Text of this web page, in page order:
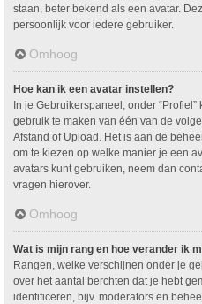
staan, beter bekend als een avatar.
persoonlijk voor iedere gebruiker.
Omhoog
Hoe kan ik een avatar instellen?
In je Gebruikerspaneel, onder
gebruik te maken van één van de
Afstand of Upload. Het is aan de
om te kiezen op welke manier je een
avatars kunt gebruiken, neem dan
vragen hierover.
Omhoog
Wat is mijn rang en hoe verander ik
Rangen, welke verschijnen onder je
over het aantal berchten dat je hebt
identificeren, bijv. moderators en